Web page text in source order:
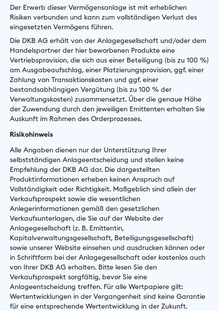
Der Erwerb dieser Vermögensanlage ist mit erheblichen
Risiken verbunden und kann zum vollständigen Verlust des
eingesetzten Vermögens führen.
Die DKB AG erhält von der Anlagegesellschaft und/oder dem
Handelspartner der hier beworbenen Produkte eine
Vertriebsprovision, die sich aus einer Beteiligung (bis zu 100 %)
am Ausgabeaufschlag, einer Platzierungsprovision, ggf. einer
Zahlung von Transaktionskosten und ggf. einer
bestandsabhängigen Vergütung (bis zu 100 % der
Verwaltungskosten) zusammensetzt. Über die genaue Höhe
der Zuwendung durch den jeweiligen Emittenten erhalten Sie
Auskunft im Rahmen des Orderprozesses.
Risikohinweis
Alle Angaben dienen nur der Unterstützung Ihrer
selbstständigen Anlageentscheidung und stellen keine
Empfehlung der DKB AG dar. Die dargestellten
Produktinformationen erheben keinen Anspruch auf
Vollständigkeit oder Richtigkeit. Maßgeblich sind allein der
Verkaufsprospekt sowie die wesentlichen
Anlegerinformationen gemäß den gesetzlichen
Verkaufsunterlagen, die Sie auf der Website der
Anlagegesellschaft (z. B. Emittentin,
Kapitalverwaltungsgesellschaft, Beteiligungsgesellschaft)
sowie unserer Website einsehen und ausdrucken können oder
in Schriftform bei der Anlagegesellschaft oder kostenlos auch
von Ihrer DKB AG erhalten. Bitte lesen Sie den
Verkaufsprospekt sorgfältig, bevor Sie eine
Anlageentscheidung treffen. Für alle Wertpapiere gilt:
Wertentwicklungen in der Vergangenheit sind keine Garantie
für eine entsprechende Wertentwicklung in der Zukunft.